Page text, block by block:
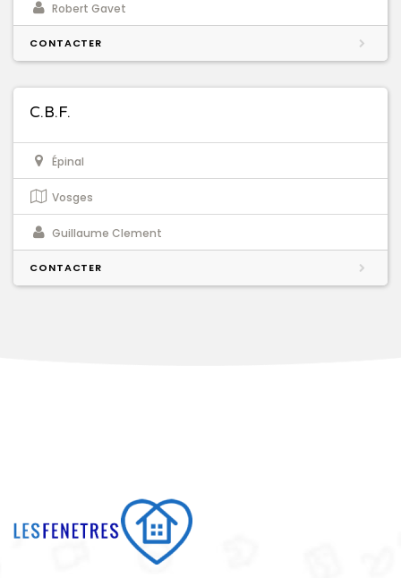
Robert Gavet
CONTACTER
C.B.F.
Épinal
Vosges
Guillaume Clement
CONTACTER